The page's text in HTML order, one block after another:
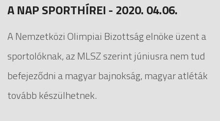
A NAP SPORTHÍREI - 2020. 04.06.
A Nemzetközi Olimpiai Bizottság elnöke üzent a
sportolóknak, az MLSZ szerint júniusra nem tud
befejeződni a magyar bajnokság, magyar atléták
tovább készülhetnek.